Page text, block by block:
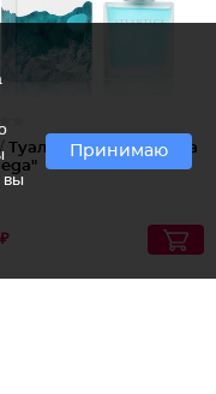
Туалетная вода "Alpha
вы
Принимаю